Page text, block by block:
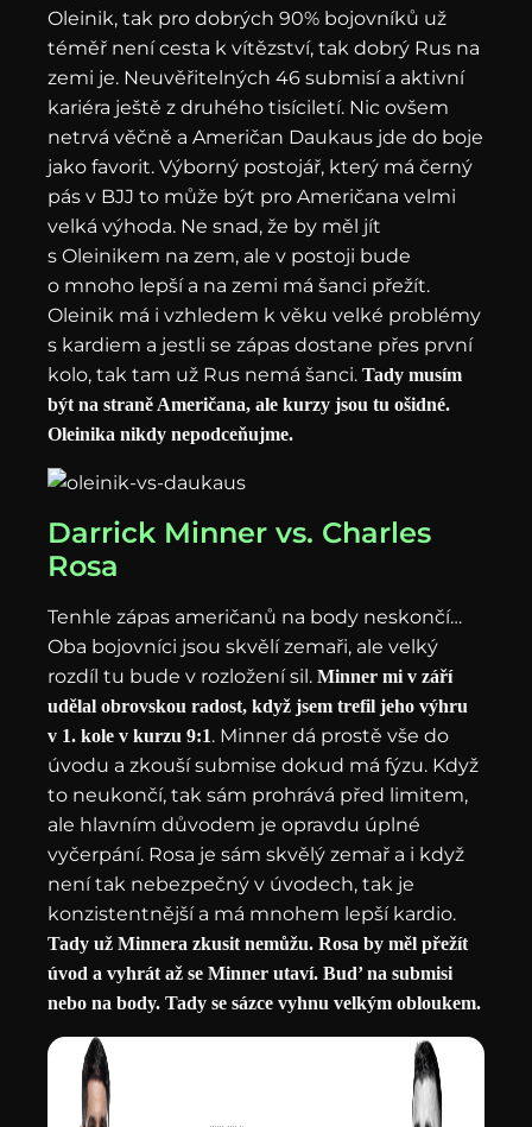
Oleinik, tak pro dobrých 90% bojovníků už
téměř není cesta k vítězství, tak dobrý Rus na
zemi je. Neuvěřitelných 46 submisí a aktivní
kariéra ještě z druhého tisíciletí. Nic ovšem
netrvá věčně a Američan Daukaus jde do boje
jako favorit. Výborný postojář, který má černý
pás v BJJ to může být pro Američana velmi
velká výhoda. Ne snad, že by měl jít
s Oleinikem na zem, ale v postoji bude
o mnoho lepší a na zemi má šanci přežít.
Oleinik má i vzhledem k věku velké problémy
s kardiem a jestli se zápas dostane přes první
kolo, tak tam už Rus nemá šanci. Tady musím
být na straně Američana, ale kurzy jsou tu ošidné.
Oleinika nikdy nepodceňujme.
Darrick Minner vs. Charles
Rosa
Tenhle zápas američanů na body neskončí…
Oba bojovníci jsou skvělí zemaři, ale velký
rozdíl tu bude v rozložení sil. Minner mi v září
udělal obrovskou radost, když jsem trefil jeho výhru
v 1. kole v kurzu 9:1. Minner dá prostě vše do
úvodu a zkouší submise dokud má fýzu. Když
to neukončí, tak sám prohrává před limitem,
ale hlavním důvodem je opravdu úplné
vyčerpání. Rosa je sám skvělý zemař a i když
není tak nebezpečný v úvodech, tak je
konzistentnější a má mnohem lepší kardio.
Tady už Minnera zkusit nemůžu. Rosa by měl přežít
úvod a vyhrát až se Minner utaví. Bud’ na submisi
nebo na body. Tady se sázce vyhnu velkým obloukem.